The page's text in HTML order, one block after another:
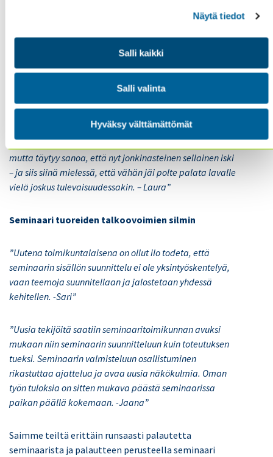
Näytä tiedot
Salli kaikki
Salli valinta
Hyväksy välttämättömät
Päätellen saamistamme kysymyksistä esityksen aikana
ja sen jälkeenkin voisi kuvitella, että edes joku pysyi
hereillä esityksen ajan, tai sitten olimme vain riittävän
epäselviä … Kun käytännön järjestelyt on tehty helpoiksi,
jäi omalle vastuulle vain ilmestyä paikalle oikeaan
aikaan ja oikeaan paikkaan – ja myönnettäköön,
tässäkin toimi varmistukset järjestäjän puolelta
erinomaisesti. En ole koskaan potenut ramppikuumetta,
mutta täytyy sanoa, että nyt jonkinasteinen sellainen iski
– ja siis siinä mielessä, että vähän jäi polte palata lavalle
vielä joskus tulevaisuudessakin. – Laura”
Seminaari tuoreiden talkoovoimien silmin
”Uutena toimikuntalaisena on ollut ilo todeta, että
seminaarin sisällön suunnittelu ei ole yksintyöskentelyä,
vaan teemoja suunnitellaan ja jalostetaan yhdessä
kehitellen. -Sari”
”Uusia tekijöitä saatiin seminaaritoimikunnan avuksi
mukaan niin seminaarin suunnitteluun kuin toteutuksen
tueksi. Seminaarin valmisteluun osallistuminen
rikastuttaa ajattelua ja avaa uusia näkökulmia. Oman
työn tuloksia on sitten mukava päästä seminaarissa
paikan päällä kokemaan. -Jaana”
Saimme teiltä erittäin runsaasti palautetta
seminaarista ja palautteen perusteella seminaari